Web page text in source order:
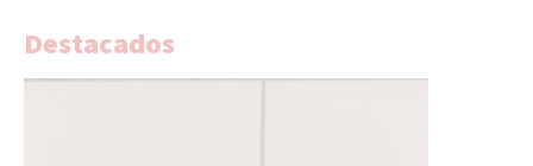
Destacados